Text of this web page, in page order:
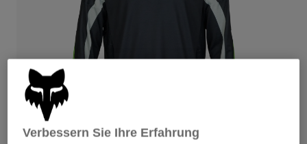
Hosen
Jacken
Handschuhe
Hosen
Handschuhe
Jacken
Alle anzeigen
Damen
T-Shirts & Tops
Socken
Alle anzeigen
Moto
Verbessern Sie Ihre Erfahrung